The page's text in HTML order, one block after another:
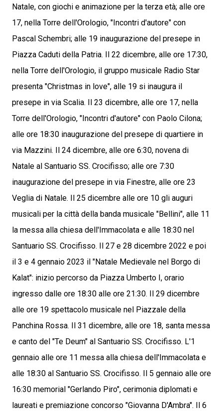
Natale, con giochi e animazione per la terza età; alle ore
17, nella Torre dell'Orologio, "Incontri d'autore" con
Pascal Schembri; alle 19 inaugurazione del presepe in
Piazza Caduti della Patria. Il 22 dicembre, alle ore 17:30,
nella Torre dell'Orologio, il gruppo musicale Radio Star
presenta "Christmas in love", alle 19 si inaugura il
presepe in via Scalia. Il 23 dicembre, alle ore 17, nella
Torre dell'Orologio, "Incontri d'autore" con Paolo Cilona;
alle ore 18:30 inaugurazione del presepe di quartiere in
via Mazzini. Il 24 dicembre, alle ore 6:30, novena di
Natale al Santuario SS. Crocifisso; alle ore 7:30
inaugurazione del presepe in via Finestre, alle ore 23
Veglia di Natale. Il 25 dicembre alle ore 10 gli auguri
musicali per la città della banda musicale "Bellini", alle 11
la messa alla chiesa dell'Immacolata e alle 18:30 nel
Santuario SS. Crocifisso. Il 27 e 28 dicembre 2022 e poi
il 3 e 4 gennaio 2023 il "Natale Medievale nel Borgo di
Kalat": inizio percorso da Piazza Umberto I, orario
ingresso dalle ore 18:30 alle ore 21:30. Il 29 dicembre
alle ore 19 spettacolo musicale nel Piazzale della
Panchina Rossa. Il 31 dicembre, alle ore 18, santa messa
e canto del "Te Deum" al Santuario SS. Crocifisso. L'1
gennaio alle ore 11 messa alla chiesa dell'Immacolata e
alle 18:30 al Santuario SS. Crocifisso. Il 5 gennaio alle ore
16:30 memorial "Gerlando Piro", cerimonia diplomati e
laureati e premiazione concorso "Giovanna D'Ambra". Il 6